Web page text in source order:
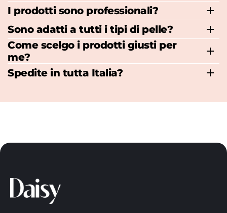
I prodotti sono professionali?
Sono adatti a tutti i tipi di pelle?
Come scelgo i prodotti giusti per
me?
Spedite in tutta Italia?